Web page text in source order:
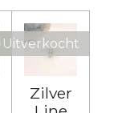
Uitverkocht
Zilver